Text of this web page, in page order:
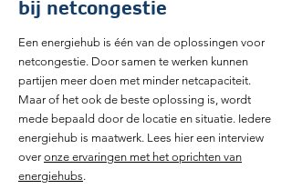
bij netcongestie
Een energiehub is één van de oplossingen voor
netcongestie. Door samen te werken kunnen
partijen meer doen met minder netcapaciteit.
Maar of het ook de beste oplossing is, wordt
mede bepaald door de locatie en situatie. Iedere
energiehub is maatwerk. Lees hier een interview
overonze ervaringen met het oprichten van
energiehubs.